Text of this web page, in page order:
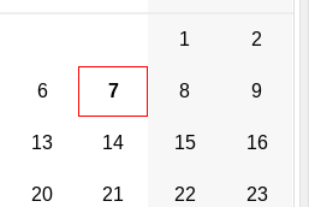
1 2
6 7 8 9
13 14 15 16
20 21 22 23